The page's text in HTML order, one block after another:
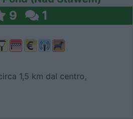
9 1
1,5 km dal centro,